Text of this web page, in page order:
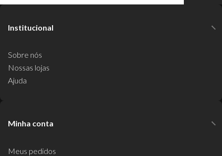
Institucional
Sobre nós
Nossas lojas
Ajuda
Minha conta
Meus pedidos